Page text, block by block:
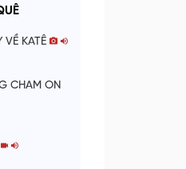
VỀ KATÊ
CHAM ON